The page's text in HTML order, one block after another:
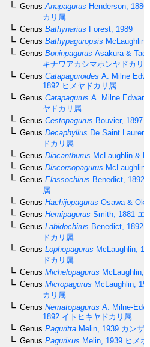
Genus Anapagurus Henderson, 1886
カリ属
Genus Bathynarius Forest, 1989
Genus Bathypaguropsis McLaughlin,
Genus Boninpagurus Asakura &
キナワアカシマホンヤドカリ
Genus Catapaguroides A. Milne
1892 ヒメヤドカリ属
Genus Catapagurus A. Milne
ヤドカリ属
Genus Cestopagurus Bouvier, 1897
Genus Decaphyllus De Saint
ドカリ属
Genus Diacanthurus McLaughlin &
Genus Discorsopagurus McLaughlin,
Genus Elassochirus Benedict, 1892
属
Genus Hachijopagurus Osawa &
Genus Hemipagurus Smith, 1881 エ
Genus Labidochirus Benedict, 1892
ドカリ属
Genus Lophopagurus McLaughlin,
ドカリ属
Genus Michelopagurus McLaughlin,
Genus Micropagurus McLaughlin,
カリ属
Genus Nematopagurus A. Milne-
1892 イトヒキヤドカリ属
Genus Paguritta Melin, 1939 カンザ
Genus Pagurixus Melin, 1939 ヒメ